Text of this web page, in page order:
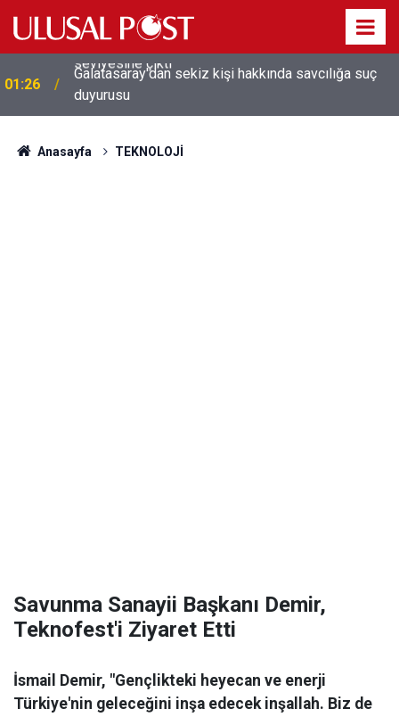
01:26
Galatasaray'dan sekiz kişi hakkında savcılığa suç
duyurusu
Anasayfa TEKNOLOJİ
Savunma Sanayii Başkanı Demir,
Teknofest'i Ziyaret Etti
İsmail Demir, "Gençlikteki heyecan ve enerji
Türkiye'nin geleceğini inşa edecek inşallah. Biz de